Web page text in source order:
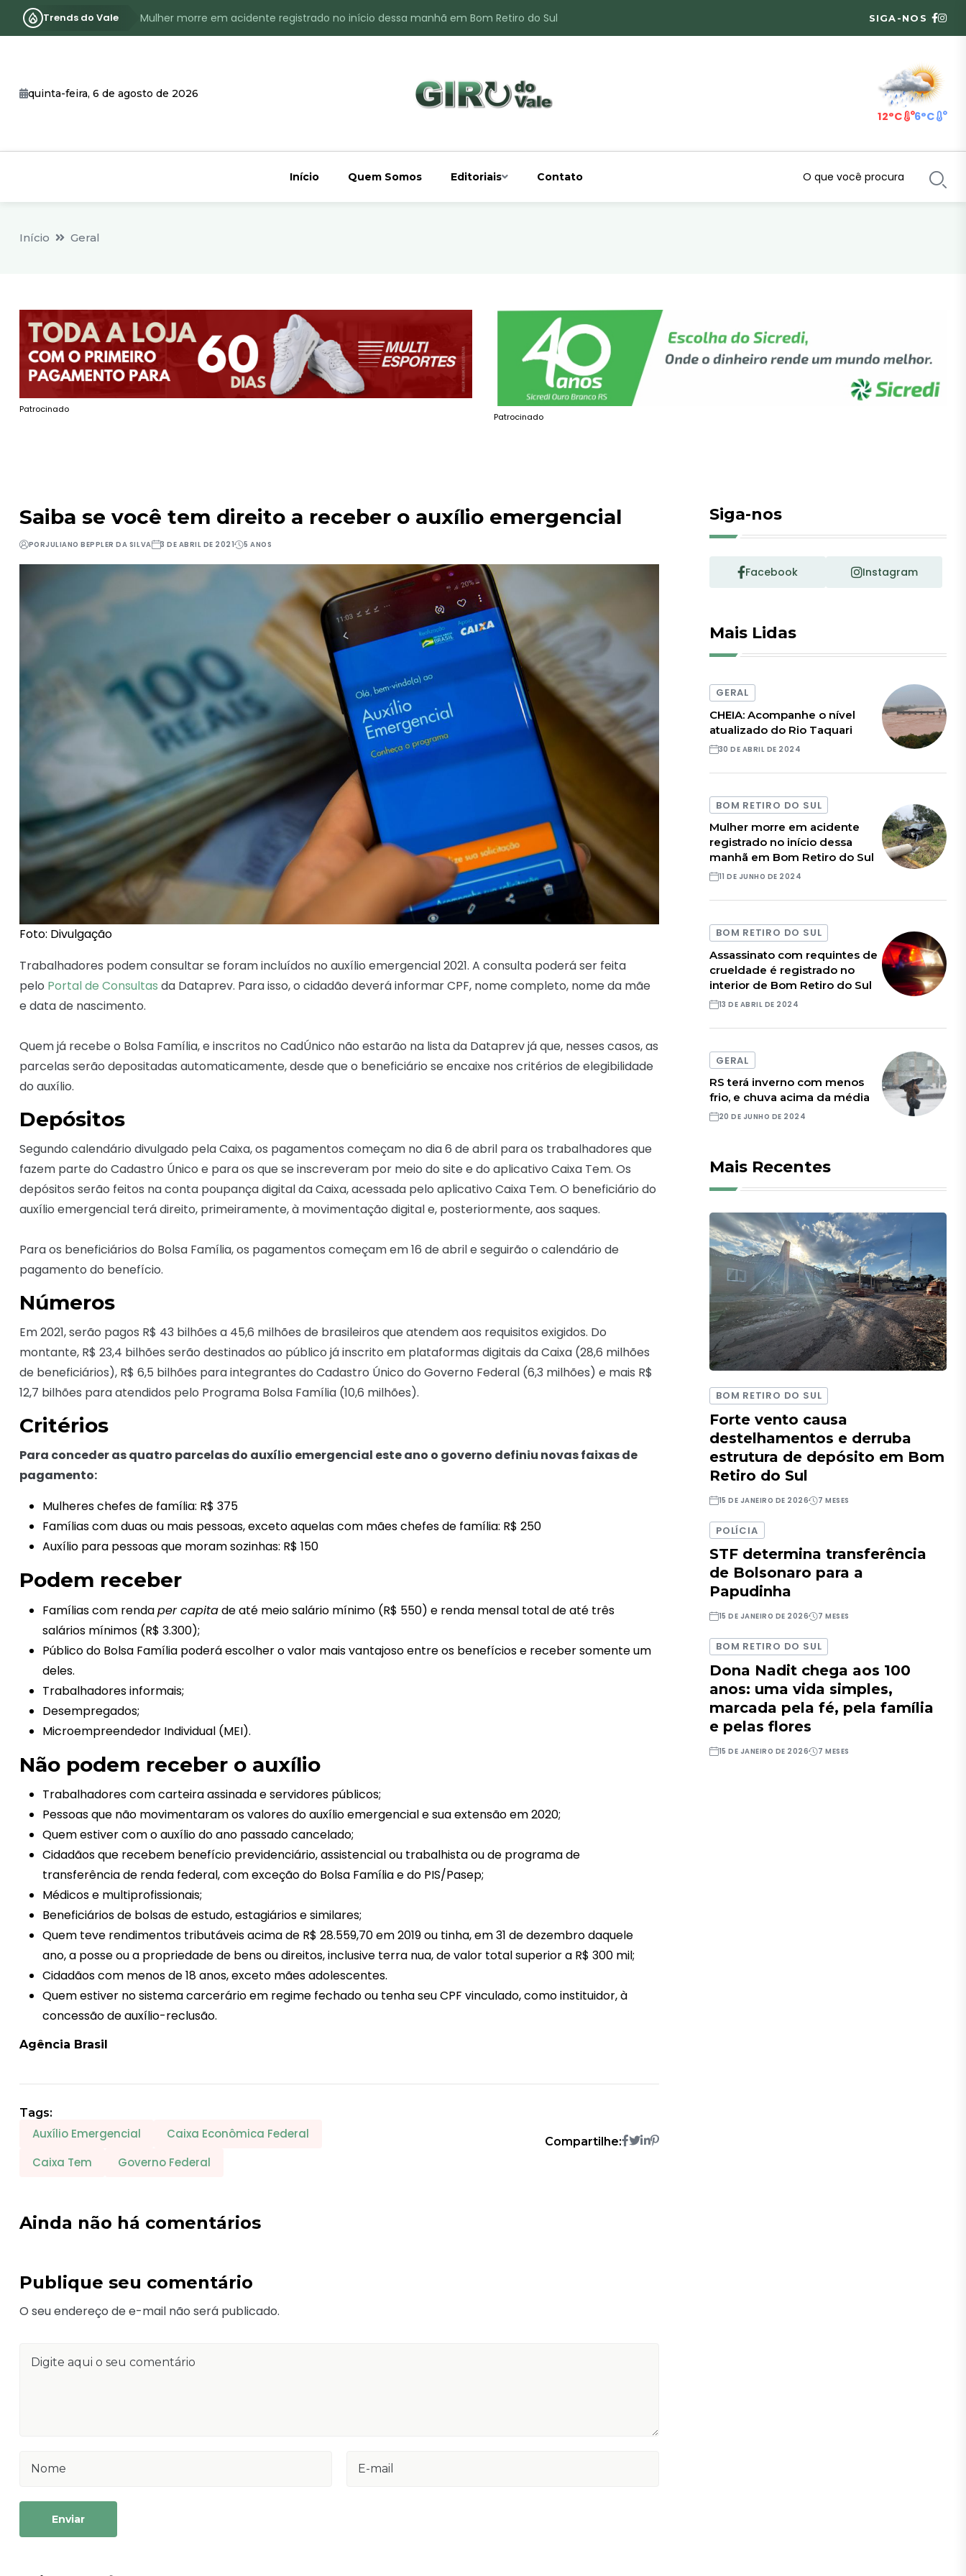
Trends do Vale
Mulher morre em acidente registrado no início dessa manhã em Bom Retiro do Sul
Identificado o jovem assassinado no interior de Bom Retiro do Sul
SIGA-NOS
quinta-feira, 6 de agosto de 2026
12°C 6°C
Início Quem Somos Editoriais Contato
Início Geral
Patrocinado
Patrocinado
Saiba se você tem direito a receber o auxílio emergencial
PORJULIANO BEPPLER DA SILVA 3 DE ABRIL DE 2021 5 ANOS
Foto: Divulgação
Trabalhadores podem consultar se foram incluídos no auxílio emergencial 2021. A consulta poderá ser feita
pelo Portal de Consultas da Dataprev. Para isso, o cidadão deverá informar CPF, nome completo, nome da mãe
e data de nascimento.
Quem já recebe o Bolsa Família, e inscritos no CadÚnico não estarão na lista da Dataprev já que, nesses casos, as
parcelas serão depositadas automaticamente, desde que o beneficiário se encaixe nos critérios de elegibilidade
do auxílio.
Depósitos
Segundo calendário divulgado pela Caixa, os pagamentos começam no dia 6 de abril para os trabalhadores que
fazem parte do Cadastro Único e para os que se inscreveram por meio do site e do aplicativo Caixa Tem. Os
depósitos serão feitos na conta poupança digital da Caixa, acessada pelo aplicativo Caixa Tem. O beneficiário do
auxílio emergencial terá direito, primeiramente, à movimentação digital e, posteriormente, aos saques.
Para os beneficiários do Bolsa Família, os pagamentos começam em 16 de abril e seguirão o calendário de
pagamento do benefício.
Números
Em 2021, serão pagos R$ 43 bilhões a 45,6 milhões de brasileiros que atendem aos requisitos exigidos. Do
montante, R$ 23,4 bilhões serão destinados ao público já inscrito em plataformas digitais da Caixa (28,6 milhões
de beneficiários), R$ 6,5 bilhões para integrantes do Cadastro Único do Governo Federal (6,3 milhões) e mais R$
12,7 bilhões para atendidos pelo Programa Bolsa Família (10,6 milhões).
Critérios
Para conceder as quatro parcelas do auxílio emergencial este ano o governo definiu novas faixas de
pagamento:
Mulheres chefes de família: R$ 375
Famílias com duas ou mais pessoas, exceto aquelas com mães chefes de família: R$ 250
Auxílio para pessoas que moram sozinhas: R$ 150
Podem receber
Famílias com rendaper capitade até meio salário mínimo (R$ 550) e renda mensal total de até três
salários mínimos (R$ 3.300);
Público do Bolsa Família poderá escolher o valor mais vantajoso entre os benefícios e receber somente um
deles.
Trabalhadores informais;
Desempregados;
Microempreendedor Individual (MEI).
Não podem receber o auxílio
Trabalhadores com carteira assinada e servidores públicos;
Pessoas que não movimentaram os valores do auxílio emergencial e sua extensão em 2020;
Quem estiver com o auxílio do ano passado cancelado;
Cidadãos que recebem benefício previdenciário, assistencial ou trabalhista ou de programa de
transferência de renda federal, com exceção do Bolsa Família e do PIS/Pasep;
Médicos e multiprofissionais;
Beneficiários de bolsas de estudo, estagiários e similares;
Quem teve rendimentos tributáveis acima de R$ 28.559,70 em 2019 ou tinha, em 31 de dezembro daquele
ano, a posse ou a propriedade de bens ou direitos, inclusive terra nua, de valor total superior a R$ 300 mil;
Cidadãos com menos de 18 anos, exceto mães adolescentes.
Quem estiver no sistema carcerário em regime fechado ou tenha seu CPF vinculado, como instituidor, à
concessão de auxílio-reclusão.
Agência Brasil
Tags:
Auxílio Emergencial
Caixa Econômica Federal
Caixa Tem
Governo Federal
Compartilhe:
Ainda não há comentários
Publique seu comentário
O seu endereço de e-mail não será publicado.
Enviar
Siga-nos
Facebook Instagram
Mais Lidas
GERAL
CHEIA: Acompanhe o nível
atualizado do Rio Taquari
30 DE ABRIL DE 2024
BOM RETIRO DO SUL
Mulher morre em acidente
registrado no início dessa
manhã em Bom Retiro do Sul
11 DE JUNHO DE 2024
BOM RETIRO DO SUL
Assassinato com requintes de
crueldade é registrado no
interior de Bom Retiro do Sul
13 DE ABRIL DE 2024
GERAL
RS terá inverno com menos
frio, e chuva acima da média
20 DE JUNHO DE 2024
Mais Recentes
BOM RETIRO DO SUL
Forte vento causa
destelhamentos e derruba
estrutura de depósito em Bom
Retiro do Sul
15 DE JANEIRO DE 2026 7 MESES
POLÍCIA
STF determina transferência
de Bolsonaro para a
Papudinha
15 DE JANEIRO DE 2026 7 MESES
BOM RETIRO DO SUL
Dona Nadit chega aos 100
anos: uma vida simples,
marcada pela fé, pela família
e pelas flores
15 DE JANEIRO DE 2026 7 MESES